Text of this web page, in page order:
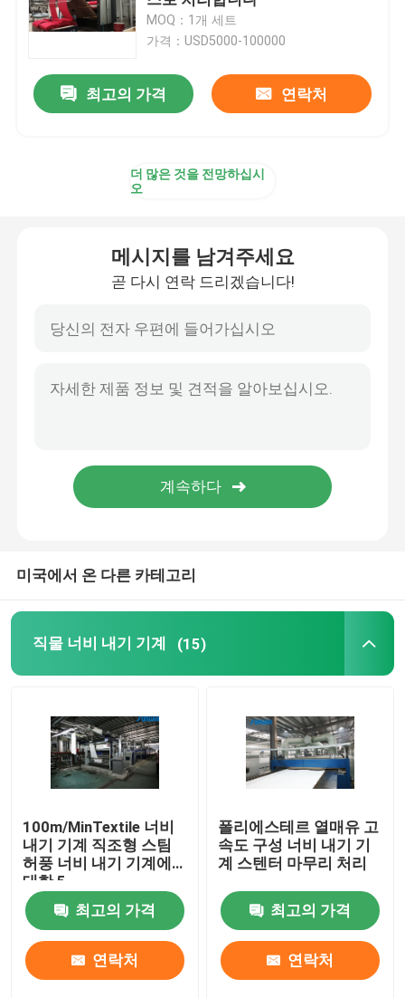
직물 염색 기계
스텐터 완료기
드라이어 기계를 완화시키세요
MOQ：1개 세트
가격：USD5000-100000
최고의 가격 연락처
더 많은 것을 전망하십시
오
메시지를 남겨주세요
곧 다시 연락 드리겠습니다!
미국에서 온 다른 카테고리
직물 너비 내기 기계 (15)
100m/MinTextile 너비
내기 기계 직조형 스팀
허풍 너비 내기 기계에
대한 5
최고의 가격
연락처
폴리에스테르 열매유 고
속도 구성 너비 내기 기
계 스텐터 마무리 처리
최고의 가격
연락처